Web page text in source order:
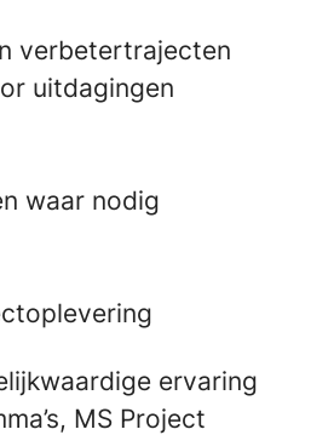
verbetertrajecten
uitdagingen
waar nodig
ervaring
MS Project